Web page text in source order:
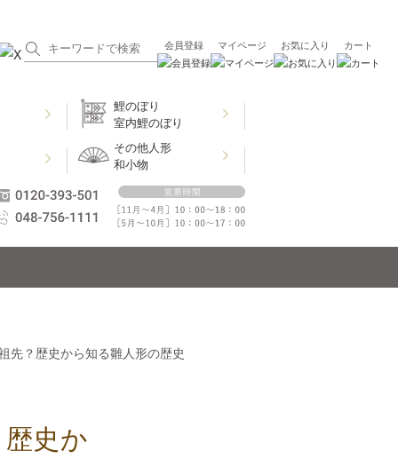
会員登録 マイページ お気に入り カート
鯉のぼり
室内鯉のぼり
その他人形
和小物
先？歴史から知る雛人形の歴史
史か